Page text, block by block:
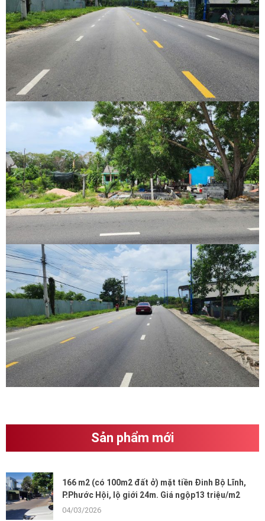
Sản phẩm mới
166 m2 (có 100m2 đất ở) mặt tiền Đinh Bộ Lĩnh,
P.Phước Hội, lộ giới 24m. Giá ngộp13 triệu/m2
04/03/2026